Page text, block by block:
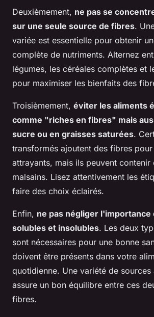
Deuxièmement, ne pas se
sur une seule source de fibres.
variée est essentielle pour obtenir
complète de nutriments. Alternez
légumes, les céréales complètes et
pour maximiser les bienfaits des
Troisièmement, éviter les aliments
comme "riches en fibres" mais
sucre ou en graisses saturées.
transformés ajoutent des fibres
attrayants, mais ils peuvent contenir
malsains. Lisez attentivement les
faire des choix éclairés.
Enfin, ne pas négliger l'importance
solubles et insolubles. Les deux
sont nécessaires pour une bonne
doivent être présents dans votre
quotidienne. Une variété de sources
assure un bon équilibre entre ces
fibres.